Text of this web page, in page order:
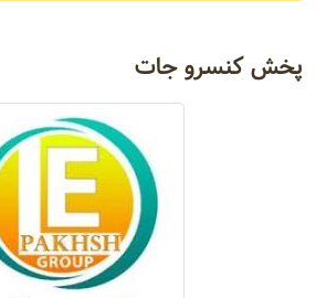
پخش کنسرو جات